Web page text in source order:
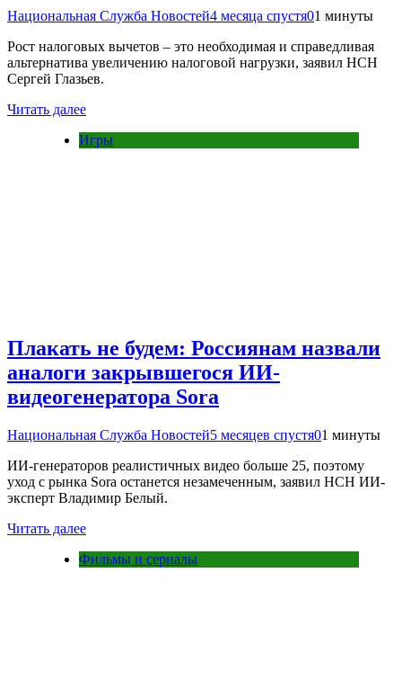
Национальная Служба Новостей4 месяца спустя01 минуты
Рост налоговых вычетов – это необходимая и справедливая
альтернатива увеличению налоговой нагрузки, заявил НСН
Сергей Глазьев.
Читать далее
Игры
Плакать не будем: Россиянам назвали
аналоги закрывшегося ИИ-
видеогенератора Sora
Национальная Служба Новостей5 месяцев спустя01 минуты
ИИ-генераторов реалистичных видео больше 25, поэтому
уход с рынка Sora останется незамеченным, заявил НСН ИИ-
эксперт Владимир Белый.
Читать далее
Фильмы и сериалы